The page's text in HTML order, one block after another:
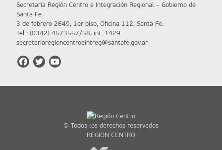
Secretaría Región Centro e Integración Regional – Gobierno de
Santa Fe
3 de febrero 2649, 1er piso, Oficina 112, Santa Fe.
Tel.: (0342) 4573557/58, int. 1429
secretariaregioncentroeintreg@santafe.gov.ar
© Todos los derechos reservados
REGION CENTRO